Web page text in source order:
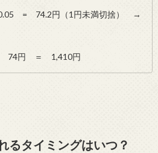
= 74.2円（1円未満切捨） →
74円 ＝ 1,410円
るタイミングはいつ？